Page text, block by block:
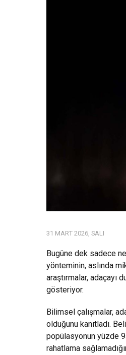
31 MART 2026, SALI
Bugüne dek sadece
yönteminin, aslında
araştırmalar, adaçayı
gösteriyor.
Bilimsel çalışmalar,
olduğunu kanıtladı.
popülasyonun yüzde
rahatlama